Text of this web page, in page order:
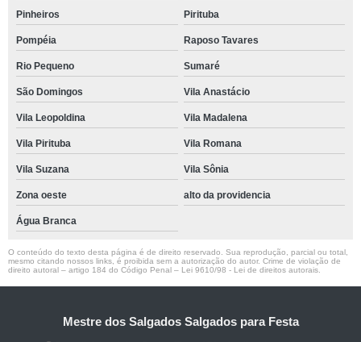
Pinheiros Pirituba
Pompéia Raposo Tavares
Rio Pequeno Sumaré
São Domingos Vila Anastácio
Vila Leopoldina Vila Madalena
Vila Pirituba Vila Romana
Vila Suzana Vila Sônia
Zona oeste alto da providencia
Água Branca
O conteúdo do texto desta página é de direito reservado. Sua reprodução, parcial ou total,
mesmo citando nossos links, é proibida sem a autorização do autor. Crime de violação de
direito autoral – artigo 184 do Código Penal – Lei 9610/98 - Lei de direitos autorais
Mestre dos Salgados Salgados para Festa